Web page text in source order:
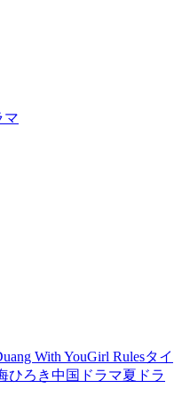
マ
With YouGirl Rulesタイ
ひろき中国ドラマ夏ドラ